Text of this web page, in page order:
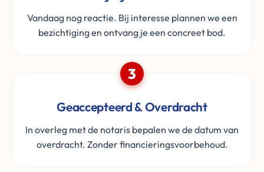
Vandaag nog reactie. Bij interesse plannen we een
bezichtiging en ontvang je een concreet bod.
3
Geaccepteerd & Overdracht
In overleg met de notaris bepalen we de datum van
overdracht. Zonder financieringsvoorbehoud.